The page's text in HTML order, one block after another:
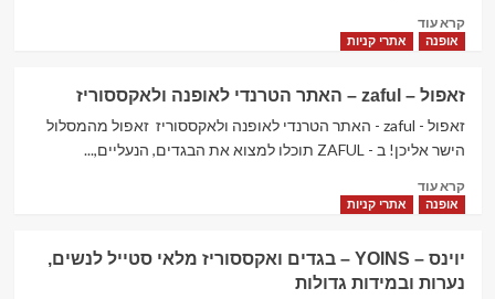
לפספס‏קרא עודRead
more
–
zipy
–
בעברית
לקנות
אופנה אתרי קניות
זאפול – zaful – האתר הטרנדי לאופנה ולאקססוריז
זאפול - zaful - האתר הטרנדי לאופנה ולאקססוריז זאפול מהמסלול
הישר אליכן! ב - ZAFUL תוכלו למצוא את הבגדים, הנעליים,...
קרא עודRead
more
–
zaful
אופנה אתרי קניות
יוינס – YOINS – בגדים ואקססוריז מלאי סטייל לנשים,
נערות ובמידות גדולות